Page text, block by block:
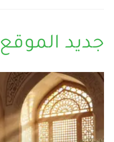
جديد الموقع